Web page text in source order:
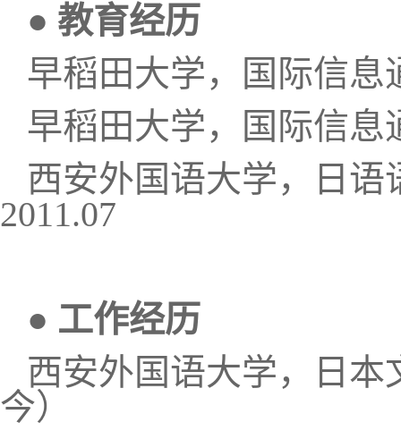
● 教育经历
早稻田大学，国际信息
早稻田大学，国际信息
西安外国语大学，日语
2011.07
● 工作经历
西安外国语大学，日
今）